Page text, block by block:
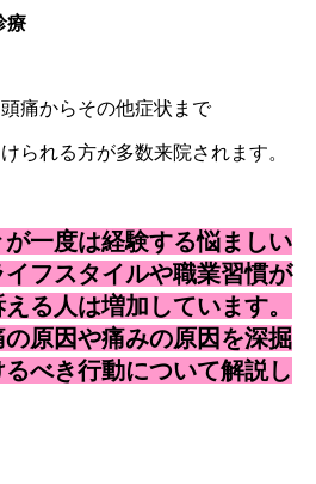
療
痛からその他症状まで
られる方が多数来院されます。
一度は経験する悩ましい
フスタイルや職業習慣が
る人は増加しています。
原因や痛みの原因を深掘
べき行動について解説し